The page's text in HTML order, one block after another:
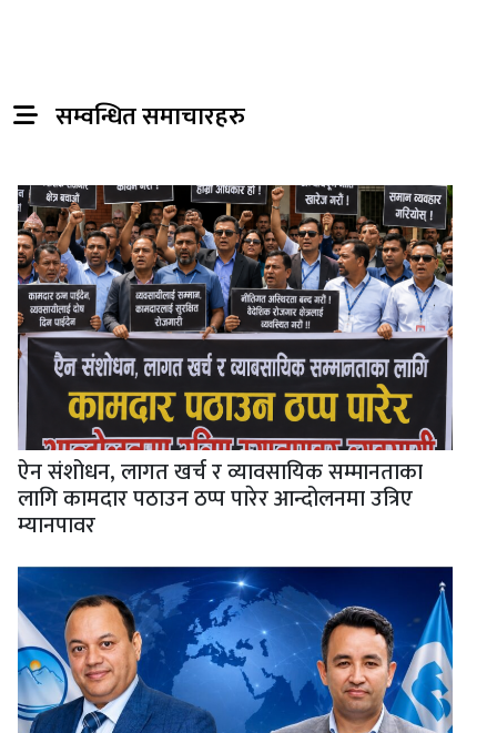
सम्वन्धित समाचारहरु
ऐन संशोधन, लागत खर्च र व्यावसायिक सम्मानताका
लागि कामदार पठाउन ठप्प पारेर आन्दोलनमा उत्रिए
म्यानपावर